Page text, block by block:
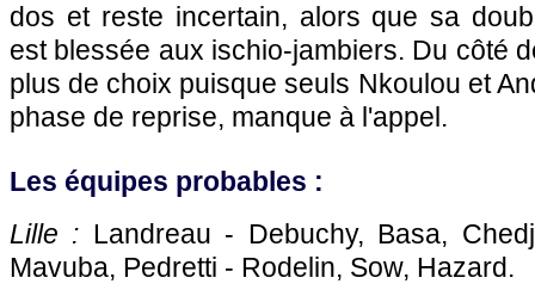
dos et reste incertain, alors que sa
est blessée aux ischio-jambiers. Du côté
plus de choix puisque seuls Nkoulou et
phase de reprise, manque à l'appel.
Les équipes probables :
Lille : Landreau - Debuchy, Basa,
Mavuba, Pedretti - Rodelin, Sow, Hazard.